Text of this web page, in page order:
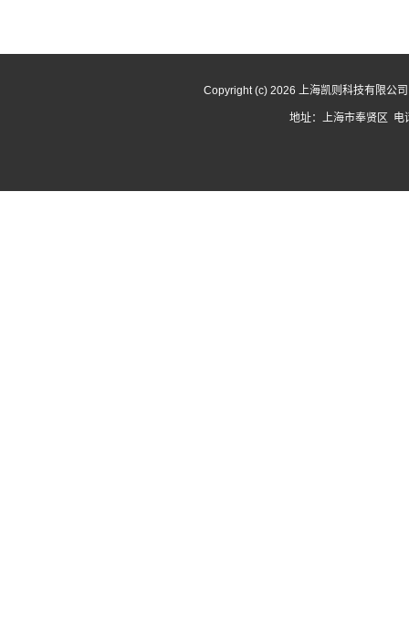
Copyright (c) 2026 上海凯则科技有限公
地址：上海市奉贤区